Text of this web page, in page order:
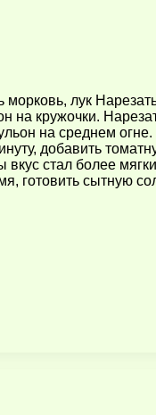
лук
на кружочки.
на среднем
добавить
стал более
готовить сытную